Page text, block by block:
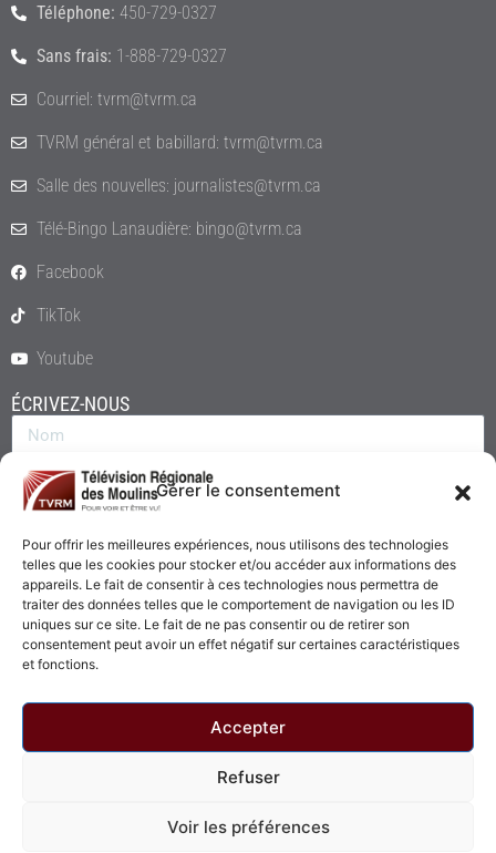
Gérer le consentement
Pour offrir les meilleures expériences, nous utilisons des technologies
telles que les cookies pour stocker et/ou accéder aux informations des
appareils. Le fait de consentir à ces technologies nous permettra de
traiter des données telles que le comportement de navigation ou les ID
uniques sur ce site. Le fait de ne pas consentir ou de retirer son
consentement peut avoir un effet négatif sur certaines caractéristiques
et fonctions.
Accepter
Refuser
Voir les préférences
Téléphone: 450-729-0327
Sans frais: 1-888-729-0327
Courriel: tvrm@tvrm.ca
TVRM général et babillard: tvrm@tvrm.ca
Salle des nouvelles: journalistes@tvrm.ca
Télé-Bingo Lanaudière: bingo@tvrm.ca
Facebook
TikTok
Youtube
ÉCRIVEZ-NOUS
© 2026 - Télévision Régionale des Moulins. Tous droits réservés.